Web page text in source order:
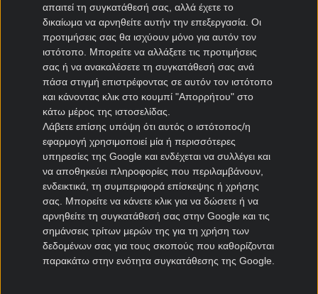
απαιτεί τη συγκατάθεσή σας, αλλά έχετε το
δικαίωμα να αρνηθείτε αυτήν την επεξεργασία. Οι
προτιμήσεις σας θα ισχύουν μόνο για αυτόν τον
ιστότοπο. Μπορείτε να αλλάξετε τις προτιμήσεις
σας ή να ανακαλέσετε τη συγκατάθεσή σας ανά
πάσα στιγμή επιστρέφοντας σε αυτόν τον ιστότοπο
και κάνοντας κλικ στο κουμπί "Απορρήτου" στο
κάτω μέρος της ιστοσελίδας.
Λάβετε επίσης υπόψη ότι αυτός ο ιστότοπος/η
εφαρμογή χρησιμοποιεί μία ή περισσότερες
υπηρεσίες της Google και ενδέχεται να συλλέγει και
να αποθηκεύει πληροφορίες που περιλαμβάνουν,
ενδεικτικά, τη συμπεριφορά επίσκεψης ή χρήσης
σας. Μπορείτε να κάνετε κλικ για να δώσετε ή να
αρνηθείτε τη συγκατάθεσή σας στην Google και τις
σημάνσεις τρίτων μερών της για τη χρήση των
δεδομένων σας για τους σκοπούς που καθορίζονται
παρακάτω στην ενότητα συγκατάθεσης της Google.
9.5
📢Σπέσιαλ ΠΡΟΣΦΟΡΑ* με 205
δώρα* ΧΩΡΙΣ ΚΑΤΑΘΕΣΗ✅
ΕΓΓΡΑΦΗ ΑΞΙΟΛΟΓΗΣΗ
ΕΕΕΠ | 21+ | ΠΑΙΞΕ ΥΠΕΥΘΥΝΑ
🌞Καλοκαιρινή Διάθεση και 5120
Δώρα* ΧΩΡΙΣ ΚΑΤΑΘΕΣΗ🍉
ΕΓΓΡΑΦΗ ΑΞΙΟΛΟΓΗΣΗ
ΕΕΕΠ | 21+ | ΠΑΙΞΕ ΥΠΕΥΘΥΝΑ
9.5
📢Η ΑΠΟΛΥΤΗ ΚΑΛΟΚΑΙΡΙΝΗ
ΠΡΟΣΦΟΡΑ*😎